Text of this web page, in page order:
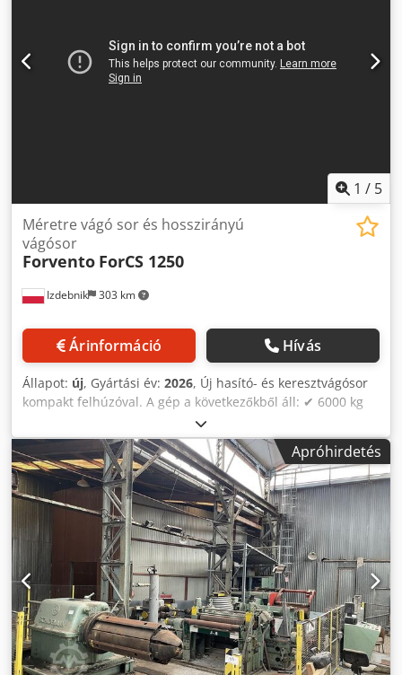
elterjedt típusok; biztonságos, mozgatható fellépő
megoldás a felső lemezlecsévélők felrakodásához;
programozható hasítógép 8 késpárral, pályaudvari
rajza PDF-ben tükrözve van ábrázolva! Dsdpfsxwc E Iex
Acfskr
1 / 5
Izdebnik 303 km
Méretre vágó sor és hosszirányú
vágósor
Forvento ForCS 1250
Árinformáció Hívás
Állapot: új, Gyártási év: 2026, Új hasító- és keresztvágósor
kompakt felhúzóval. A gép a következőkből áll: ✔ 6000 kg
kapacitású dekóiler ✔ Oldalvezetés ✔ 5 hengeres
egyengetőgép ✔ Haszonvágó modul. 5 kés. ✔ Poliuretán
húzótekercsek ✔ Mechanikus guillotine ✔ 7" színes
érintőképernyős panel Gépi paraméterek: -
szélesség/magasság - 3,3/1,5/1,2 m, súly 1700 kg. -
Lemezvastagság a keresztvágáshoz: 0,5-1,2 mm -
Lemezvastagság hasításhoz: 0,5-0,8 mm - Maximális
tekercssúly: 1,5 kg: 6000 kg - Tekercs szélessége: 500-1275
mm - A tekercs belső átmérője: 460-520 mm - Vágandó
anyag : horganyzott acéllemez, festett - Vágási pontosság :
1mm/2000mm Dkjdjlgy Uhepfx Acfor - Teljesítmény : 3,2
kW Opcionális felszerelés: ◦ Kiegészítő dekóder ◦ Kiegészítő
görgős és keresztvágó pengék ◦ Automatikusan állítható
egyengetőgép ◦ Automatikusan állítható kerek kések
Apróhirdetés